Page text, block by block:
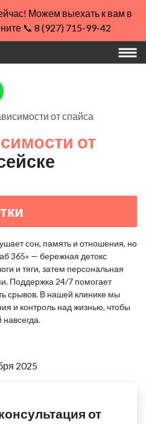
Можем выехать к вам в
📞 8 (927) 715-99-42
от спайса
от
сон, память и отношения, но
365» — бережная детокс
и тяги, затем персональная
Поддержка 24/7 помогает
срывов. В нашей клинике мы
и контроль над жизнью, чтобы
навсегда.
2025
от